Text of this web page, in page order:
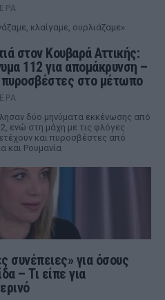
κλαίγαμε, ουρλιάζαμε»
στον Κουβαρά Αττικής:
112 για απομάκρυνση –
στο μέτωπο
δύο μηνύματα εκκένωσης από
ενώ στη μάχη με τις φλόγες
και πυροσβέστες από
και Ρουμανία
συνέπειες» για όσους
– Τι είπε για